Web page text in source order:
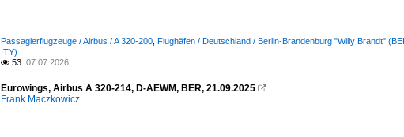
Passagierflugzeuge / Airbus / A 320-200 Flughäfen / Deutschland / Berlin-Brandenburg "Willy Brandt"
ITY)
 53. 07.07.2026
Eurowings, Airbus A 320-214, D-AEWM, BER, 21.09.2025 
Frank Maczkowicz